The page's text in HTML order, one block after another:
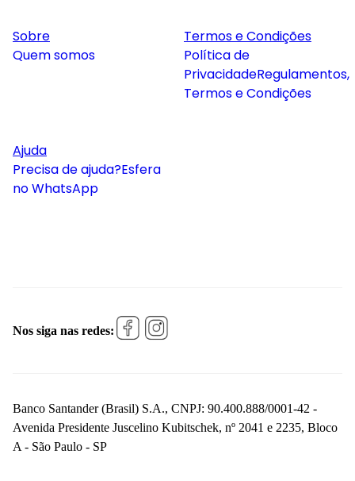
Sobre
Quem somos
Termos e Condições
Política de
PrivacidadeRegulamentos,
Termos e Condições
Ajuda
Precisa de ajuda?Esfera
no WhatsApp
Nos siga nas redes:
Banco Santander (Brasil) S.A., CNPJ: 90.400.888/0001-42 -
Avenida Presidente Juscelino Kubitschek, nº 2041 e 2235, Bloco
A - São Paulo - SP